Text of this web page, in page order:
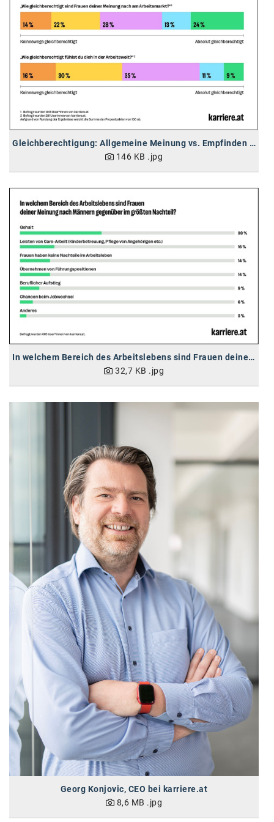
karriere.at
Ketchum GmbH
Kinderwunschzentrum
Kostenwahrheit
Kyndryl
LWND
Nespresso
Neudoerfler
OBI
Oral-B
PAYBACK
PwC
Smile Österreich
Strategie Austria
Strategy&
SW Umwelttechnik
TEDAI
TheVentury
VELUX
WALTER GROUP
WEB Windenergie AG
WEconomy - Diversity works!
Calle Libre
ÖZSV
Gleichberechtigung: Allgemeine Meinung vs. Empfinden von Frauen
146 KB .jpg
In welchem Bereich des Arbeitslebens sind Frauen deiner Meinung nach Männern gegenüber im größten Nachteil?
32,7 KB .jpg
Georg Konjovic, CEO bei karriere.at
8,6 MB .jpg